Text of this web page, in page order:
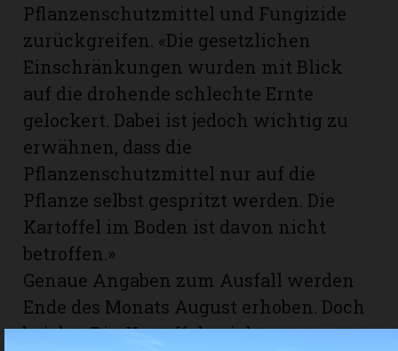
Pflanzenschutzmittel und Fungizide
zurückgreifen. «Die gesetzlichen
Einschränkungen wurden mit Blick
auf die drohende schlechte Ernte
gelockert. Dabei ist jedoch wichtig zu
erwähnen, dass die
Pflanzenschutzmittel nur auf die
Pflanze selbst gespritzt werden. Die
Kartoffel im Boden ist davon nicht
betroffen.»
Genaue Angaben zum Ausfall werden
Ende des Monats August erhoben. Doch
bei den Bio-Kartoffeln sieht es